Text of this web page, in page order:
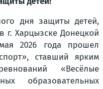
дня защиты детей,
г. Харцызске Донецкой
2026 года прошел
ставший ярким
«Весёлые
образовательных